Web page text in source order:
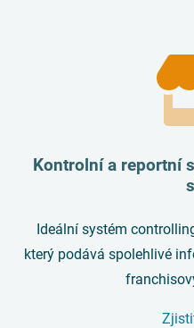
Kontrolní a reportní
Ideální systém
který podává spolehlivé